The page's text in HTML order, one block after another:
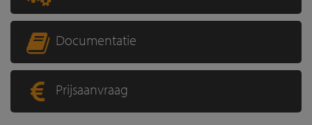
Documentatie
Prijsaanvraag